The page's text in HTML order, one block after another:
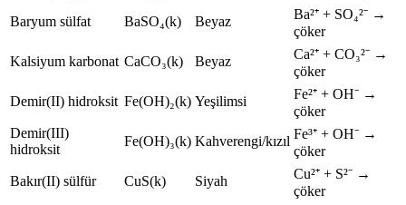
Baryum sülfat
BaSO₄(k) Beyaz
Ba²⁺ + SO₄²⁻ →
çöker
Kalsiyum karbonat CaCO₃(k) Beyaz
Ca²⁺ + CO₃²⁻ →
çöker
Demir(II) hidroksit Fe(OH)₂(k) Yeşilimsi
Fe²⁺ + OH⁻ →
çöker
Demir(III)
hidroksit
Fe(OH)₃(k) Kahverengi/kızıl Fe³⁺ + OH⁻ →
çöker
Bakır(II) sülfür
CuS(k) Siyah
Cu²⁺ + S²⁻ →
çöker